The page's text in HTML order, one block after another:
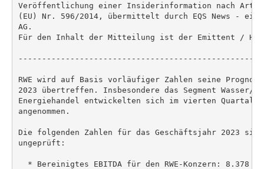
Veröffentlichung einer Insiderinformation nach
(EU) Nr. 596/2014, übermittelt durch EQS News - ein
AG.
Für den Inhalt der Mitteilung ist der Emittent /
RWE wird auf Basis vorläufiger Zahlen seine
2023 übertreffen. Insbesondere das Segment Wasser/
Energiehandel entwickelten sich im vierten Quartal
angenommen.
Die folgenden Zahlen für das Geschäftsjahr 2023
ungeprüft:
* Bereinigtes EBITDA für den RWE-Konzern: 8.378